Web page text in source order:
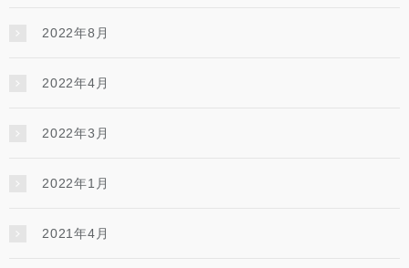
2022年8月
2022年4月
2022年3月
2022年1月
2021年4月